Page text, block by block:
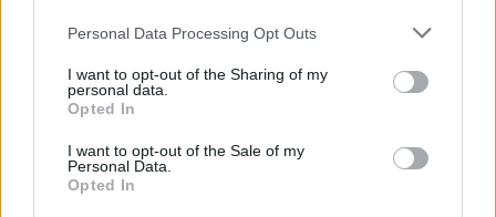
Personal Data Processing Opt Outs
I want to opt-out of the Sharing of my
personal data.
Opted In
I want to opt-out of the Sale of my
Personal Data.
Opted In
έρχεται και η
Λογοδοσίας
Δήμος Αλμωπίας: